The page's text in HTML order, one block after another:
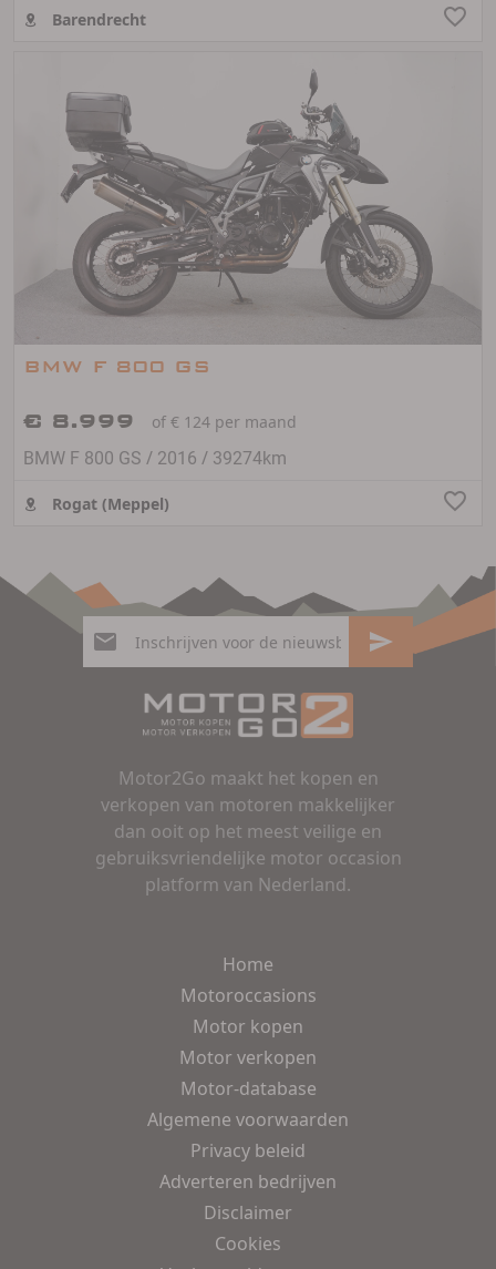
Barendrecht
BMW F 800 GS
€ 8.999
of € 124 per maand
BMW F 800 GS / 2016 / 39274km
Rogat (Meppel)
Motor2Go maakt het kopen en
verkopen van motoren makkelijker
dan ooit op het meest veilige en
gebruiksvriendelijke motor occasion
platform van Nederland.
Home
Motoroccasions
Motor kopen
Motor verkopen
Motor-database
Algemene voorwaarden
Privacy beleid
Adverteren bedrijven
Disclaimer
Cookies